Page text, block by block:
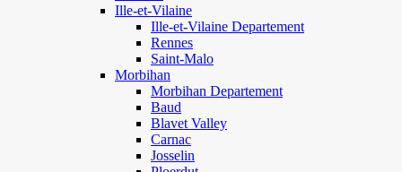
Ille-et-Vilaine
Ille-et-Vilaine Departement
Rennes
Saint-Malo
Morbihan
Morbihan Departement
Baud
Blavet Valley
Carnac
Josselin